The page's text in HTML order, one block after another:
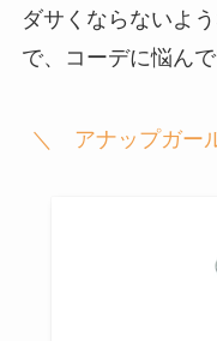
ダサくならないよ
で、コーデに悩ん
＼ アナップガー